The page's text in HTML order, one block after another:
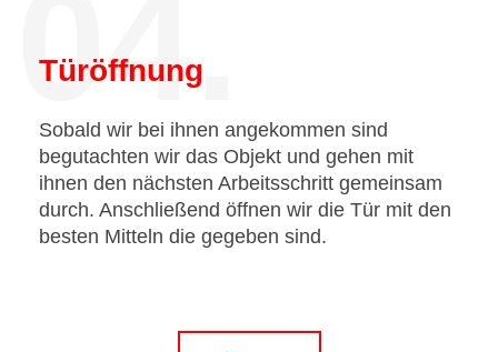
04.
Türöffnung
Sobald wir bei ihnen angekommen sind
begutachten wir das Objekt und gehen mit
ihnen den nächsten Arbeitsschritt gemeinsam
durch. Anschließend öffnen wir die Tür mit den
besten Mitteln die gegeben sind.